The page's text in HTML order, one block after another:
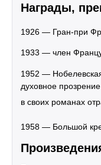
Награды,
1926 — Гран-при
1933 — член
1952 —
духовное
в своих романах
1958 — Большой